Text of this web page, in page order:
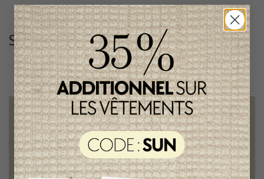
Suivez-nous@lenfantillon
Livraison gratuite
sur toute commande de 100 $ et plus
Vêtements chics et tendances
pour mamans et enfants